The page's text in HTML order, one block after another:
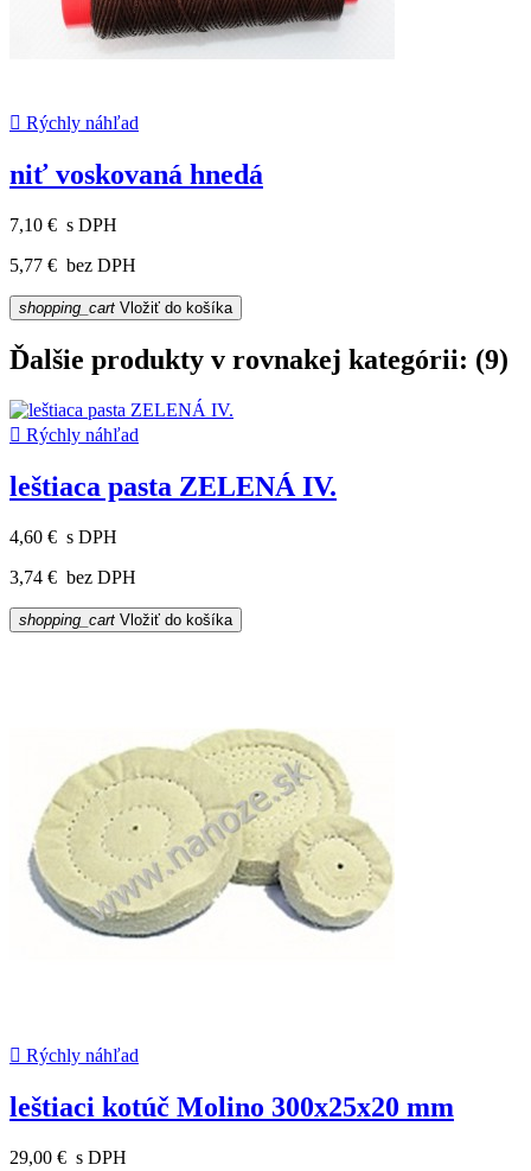
 Rýchly náhľad
niť voskovaná hnedá
7,10 € s DPH
5,77 € bez DPH
shopping_cart Vložiť do košíka
Ďalšie produkty v rovnakej kategórii: (9)
 Rýchly náhľad
leštiaca pasta ZELENÁ IV.
4,60 € s DPH
3,74 € bez DPH
shopping_cart Vložiť do košíka
 Rýchly náhľad
leštiaci kotúč Molino 300x25x20 mm
29,00 € s DPH